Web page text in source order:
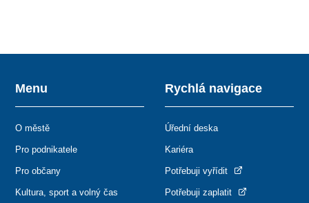
Menu
O městě
Pro podnikatele
Pro občany
Kultura, sport a volný čas
Rychlá navigace
Úřední deska
Kariéra
Potřebuji vyřídit
Potřebuji zaplatit